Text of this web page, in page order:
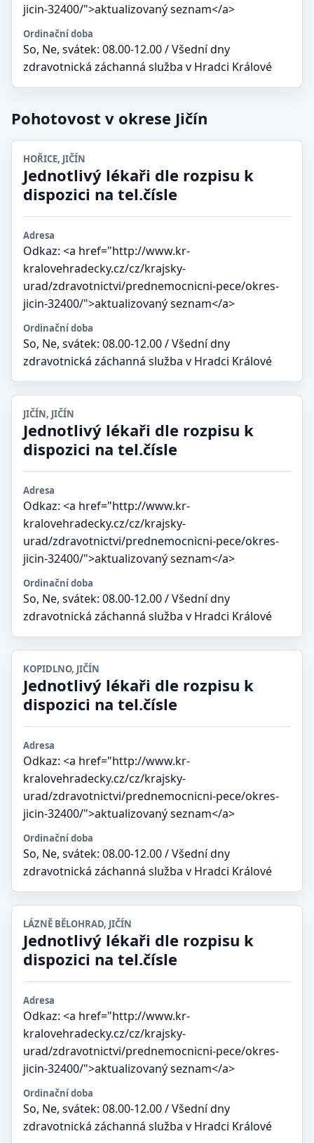
jicin-32400/">aktualizovaný seznam</a>
Ordinační doba
So, Ne, svátek: 08.00-12.00 / Všední dny
zdravotnická záchanná služba v Hradci Králové
Pohotovost v okrese Jičín
HOŘICE, JIČÍN
Jednotlivý lékaři dle rozpisu k
dispozici na tel.čísle
Adresa
Odkaz: <a href="http://www.kr-
kralovehradecky.cz/cz/krajsky-
urad/zdravotnictvi/prednemocnicni-pece/okres-
jicin-32400/">aktualizovaný seznam</a>
Ordinační doba
So, Ne, svátek: 08.00-12.00 / Všední dny
zdravotnická záchanná služba v Hradci Králové
JIČÍN, JIČÍN
Jednotlivý lékaři dle rozpisu k
dispozici na tel.čísle
Adresa
Odkaz: <a href="http://www.kr-
kralovehradecky.cz/cz/krajsky-
urad/zdravotnictvi/prednemocnicni-pece/okres-
jicin-32400/">aktualizovaný seznam</a>
Ordinační doba
So, Ne, svátek: 08.00-12.00 / Všední dny
zdravotnická záchanná služba v Hradci Králové
KOPIDLNO, JIČÍN
Jednotlivý lékaři dle rozpisu k
dispozici na tel.čísle
Adresa
Odkaz: <a href="http://www.kr-
kralovehradecky.cz/cz/krajsky-
urad/zdravotnictvi/prednemocnicni-pece/okres-
jicin-32400/">aktualizovaný seznam</a>
Ordinační doba
So, Ne, svátek: 08.00-12.00 / Všední dny
zdravotnická záchanná služba v Hradci Králové
LÁZNĚ BĚLOHRAD, JIČÍN
Jednotlivý lékaři dle rozpisu k
dispozici na tel.čísle
Adresa
Odkaz: <a href="http://www.kr-
kralovehradecky.cz/cz/krajsky-
urad/zdravotnictvi/prednemocnicni-pece/okres-
jicin-32400/">aktualizovaný seznam</a>
Ordinační doba
So, Ne, svátek: 08.00-12.00 / Všední dny
zdravotnická záchanná služba v Hradci Králové